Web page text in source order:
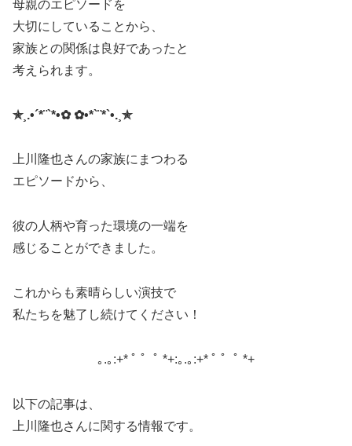
母親のエピソードを
大切にしていることから、
家族との関係は良好であったと
考えられます。
✯¸.•´*¨`*•✿ ✿•*`¨*`•.¸✯
上川隆也さんの家族にまつわる
エピソードから、
彼の人柄や育った環境の一端を
感じることができました。
これからも素晴らしい演技で
私たちを魅了し続けてください ！
｡.｡:+* ﾟ ゜ﾟ *+:｡.｡:+* ﾟ ゜ﾟ *+
以下の記事は、
上川隆也さんに関する情報です。